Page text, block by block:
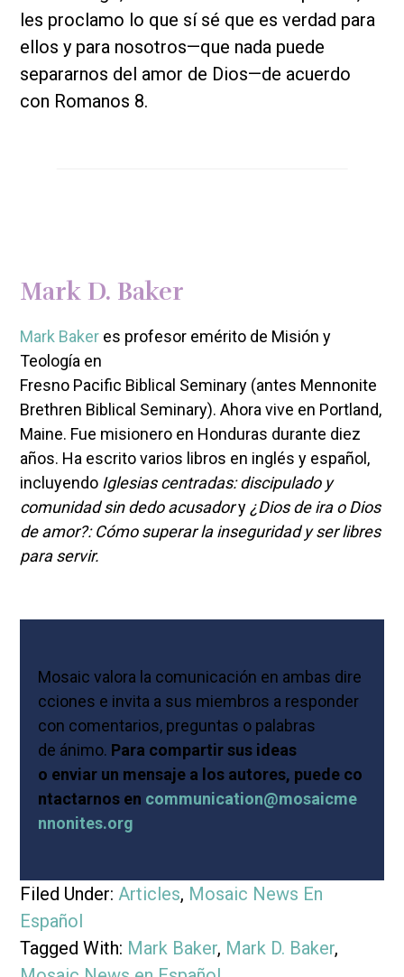
les proclamo lo que sí sé que es verdad para
ellos y para nosotros—que nada puede
separarnos del amor de Dios—de acuerdo
con Romanos 8.
Mark D. Baker
Mark Baker es profesor emérito de Misión y
Teología en
Fresno Pacific Biblical Seminary (antes Mennonite
Brethren Biblical Seminary). Ahora vive en Portland,
Maine. Fue misionero en Honduras durante diez
años. Ha escrito varios libros en inglés y español,
incluyendo Iglesias centradas: discipulado y
comunidad sin dedo acusadory¿Dios de ira o Dios
de amor?: Cómo superar la inseguridad y ser libres
para servir.
Mosaic valora la comunicación en ambas dire
cciones e invita a sus miembros a responder
con comentarios, preguntas o palabras
de ánimo. Para compartir sus ideas
o enviar un mensaje a los autores, puede co
ntactarnos en communication@mosaicme
nnonites.org
Filed Under:Articles, Mosaic News En
Español
Tagged With: Mark Baker, Mark D. Baker,